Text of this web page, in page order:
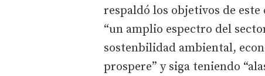
respaldó los objetivos de
“un amplio espectro del
sostenbilidad ambiental,
prospere” y siga teniendo